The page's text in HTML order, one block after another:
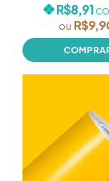
R$8,91